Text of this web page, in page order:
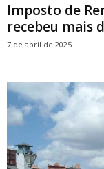
Imposto de
recebeu mais
7 de abril de 2025